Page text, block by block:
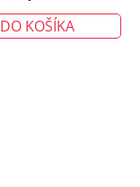
DO KOŠÍKA